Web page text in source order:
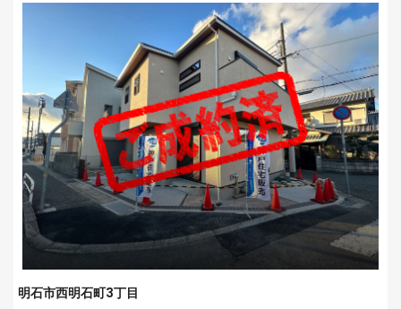
明石市西明石町3丁目